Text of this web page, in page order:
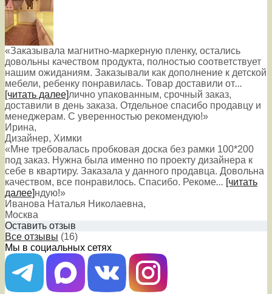
«Заказывала магнитно-маркерную пленку, остались
довольны качеством продукта, полностью соответствует
нашим ожиданиям. Заказывали как дополнение к детской
мебели, ребенку понравилась. Товар доставили от...
[читать далее]лично упакованным, срочный заказ,
доставили в день заказа. Отдельное спасибо продавцу и
менеджерам. С уверенностью рекомендую!»
Ирина,
Дизайнер, Химки
«Мне требовалась пробковая доска без рамки 100*200
под заказ. Нужна была именно по проекту дизайнера к
себе в квартиру. Заказала у данного продавца. Довольна
качеством, все понравилось. Спасибо. Рекоме... [читать
далее]ндую!»
Иванова Наталья Николаевна,
Москва
Оставить отзыв
Все отзывы (16)
Мы в социальных сетях